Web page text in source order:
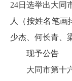
24日选举出大同
人（按姓名笔
少杰、何长青、
现予公告
大同市第十